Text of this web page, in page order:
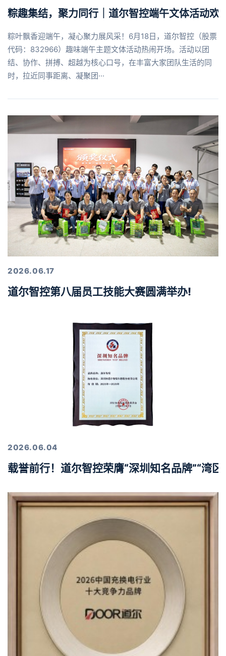
粽趣集结，聚力同行｜道尔智控端午文体活动欢
粽叶飘香迎端午，凝心聚力展风采！6月18日，道尔智控（股票
代码：832966）趣味端午主题文体活动热闹开场。活动以团
结、协作、拼搏、超越为核心口号，在丰富大家团队生活的同
时，拉近同事距离、凝聚团···
2026.06.17
道尔智控第八届员工技能大赛圆满举办!
2026.06.04
载誉前行！道尔智控荣膺“深圳知名品牌”“湾